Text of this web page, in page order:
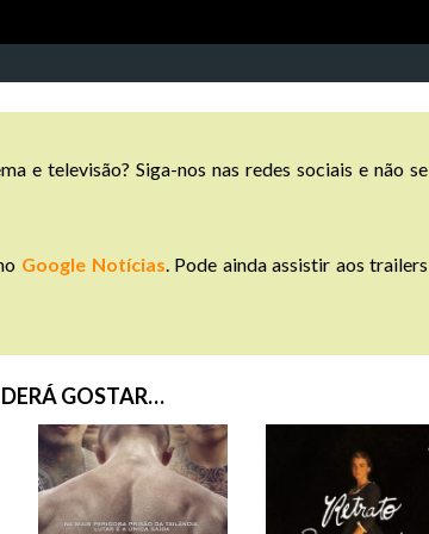
e televisão? Siga-nos nas redes sociais e não se
Google Notícias. Pode ainda assistir aos trailers
GOSTAR…